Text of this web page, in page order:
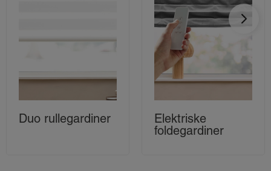
Duo rullegardiner
Elektriske
foldegardiner